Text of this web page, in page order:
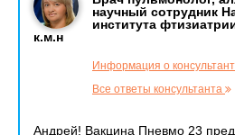
научный сотрудник
института
к.м.н
Информация о
Все ответы консультанта
Андрей! Вакцина Пневмо 23